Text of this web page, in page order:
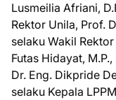
Lusmeilia Afriani,
Rektor Unila, Prof.
selaku Wakil
Futas Hidayat,
Dr. Eng. Dikpride
selaku Kepala